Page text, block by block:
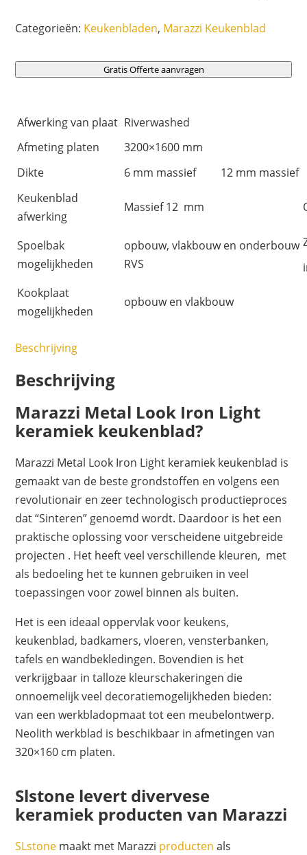
Categorieën: Keukenbladen, Marazzi Keukenblad
Gratis Offerte aanvragen
Afwerking van plaat Riverwashed
Afmeting platen
3200×1600 mm
Dikte
6 mm massief
12 mm massief
Keukenblad
afwerking
Massief 12 mm
Spoelbak
mogelijkheden
opbouw, vlakbouw en onderbouw
RVS
Kookplaat
mogelijkheden
opbouw en vlakbouw
Beschrijving
Beschrijving
Marazzi Metal Look Iron Light
keramiek keukenblad?
Marazzi Metal Look Iron Light keramiek keukenblad is
gemaakt van de beste grondstoffen en volgens een
revolutionair en zeer technologisch productieproces
dat “Sinteren” genoemd wordt. Daardoor is het een
praktische oplossing voor verscheidene uitgebreide
projecten . Het heeft veel verschillende kleuren, met
als bedoeling het te kunnen gebruiken in veel
toepassingen voor zowel binnen als buiten.
Het is een ideaal oppervlak voor keukens,
keukenblad, badkamers, vloeren, vensterbanken,
tafels en wandbekledingen. Bovendien is het
verkrijgbaar in talloze kleurschakeringen die
onnoemelijk veel decoratiemogelijkheden bieden:
van een werkbladopmaat tot een meubelontwerp.
Neolith werkblad is beschikbaar in afmetingen van
320×160 cm platen.
Slstone levert divervese
keramiek producten van Marazzi
SLstone maakt met Marazzi producten als